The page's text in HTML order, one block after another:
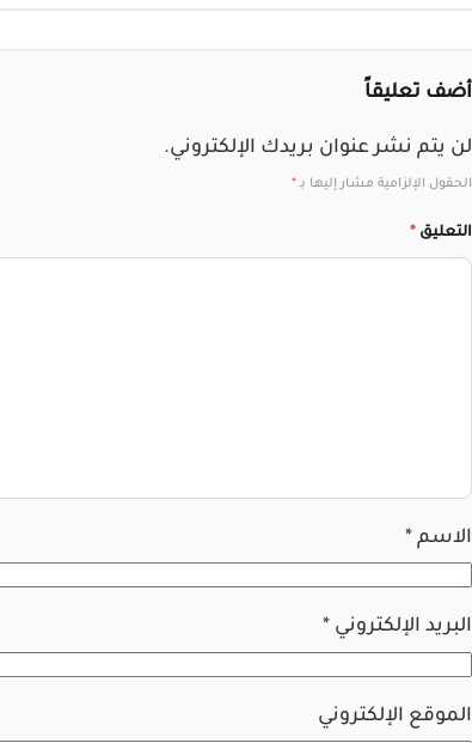
أضف تعليقاً
لن يتم نشر عنوان بريدك الإلكتروني.
الحقول الإلزامية مشار إليها بـ*
التعليق *
الاسم *
البريد الإلكتروني *
الموقع الإلكتروني